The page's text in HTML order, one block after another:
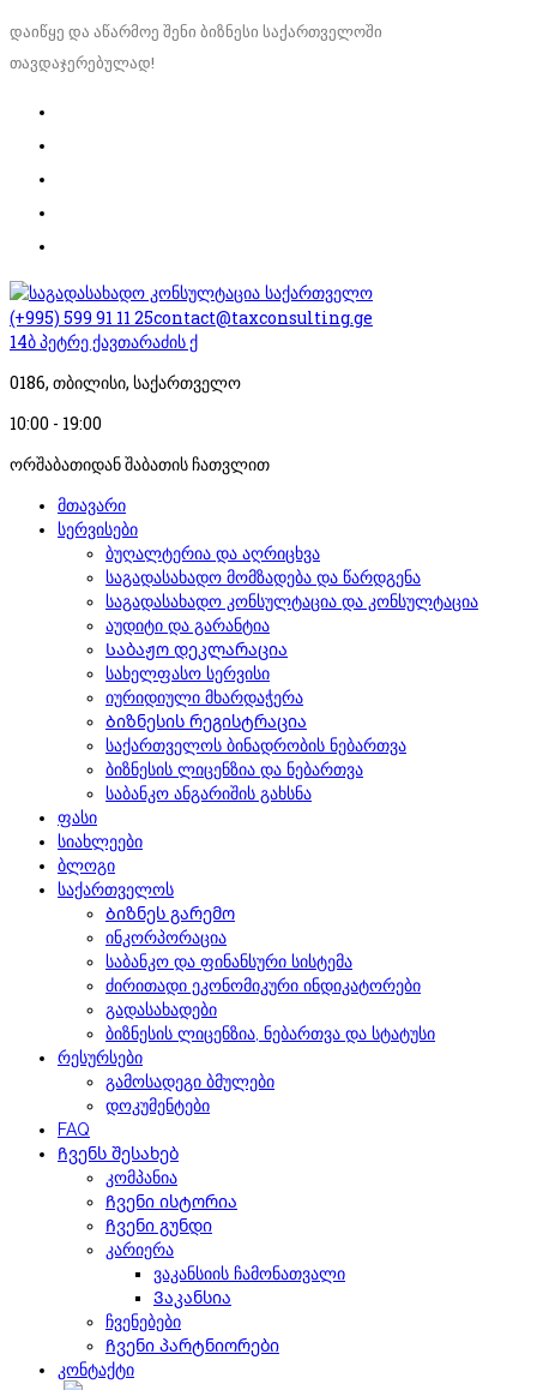
დაიწყე და აწარმოე შენი ბიზნესი საქართველოში
თავდაჯერებულად!
(+995) 599 91 11 25contact@taxconsulting.ge
14ბ პეტრე ქავთარაძის ქ
0186, თბილისი, საქართველო
10:00 - 19:00
ორშაბათიდან შაბათის ჩათვლით
მთავარი
სერვისები
ბუღალტერია და აღრიცხვა
საგადასახადო მომზადება და წარდგენა
საგადასახადო კონსულტაცია და კონსულტაცია
აუდიტი და გარანტია
Საბაჟო დეკლარაცია
სახელფასო სერვისი
იურიდიული მხარდაჭერა
Ბიზნესის რეგისტრაცია
საქართველოს ბინადრობის ნებართვა
ბიზნესის ლიცენზია და ნებართვა
საბანკო ანგარიშის გახსნა
ფასი
სიახლეები
ბლოგი
საქართველოს
Ბიზნეს გარემო
ინკორპორაცია
საბანკო და ფინანსური სისტემა
ძირითადი ეკონომიკური ინდიკატორები
გადასახადები
ბიზნესის ლიცენზია, ნებართვა და სტატუსი
რესურსები
გამოსადეგი ბმულები
დოკუმენტები
FAQ
Ჩვენს შესახებ
კომპანია
Ჩვენი ისტორია
Ჩვენი გუნდი
კარიერა
ვაკანსიის ჩამონათვალი
Ვაკანსია
ჩვენებები
Ჩვენი პარტნიორები
კონტაქტი